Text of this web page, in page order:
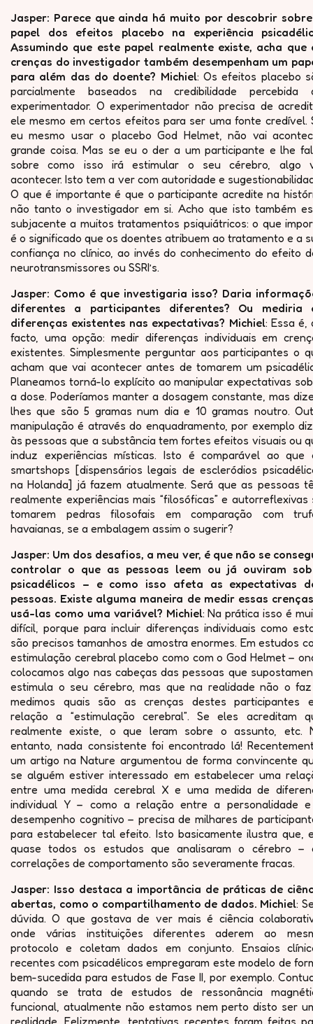
Jasper: Parece que ainda há muito por descobrir
papel dos efeitos placebo na experiência
Assumindo que este papel realmente existe, acha que
crenças do investigador também desempenham um
para além das do doente? Michiel: Os efeitos placebo
parcialmente baseados na credibilidade percebida
experimentador. O experimentador não precisa de
ele mesmo em certos efeitos para ser uma fonte credível.
eu mesmo usar o placebo God Helmet, não vai
grande coisa. Mas se eu o der a um participante e lhe
sobre como isso irá estimular o seu cérebro, algo
acontecer. Isto tem a ver com autoridade e
O que é importante é que o participante acredite na
não tanto o investigador em si. Acho que isto também
subjacente a muitos tratamentos psiquiátricos: o que
é o significado que os doentes atribuem ao tratamento e a
confiança no clínico, ao invés do conhecimento do efeito
neurotransmissores ou SSRI’s.
Jasper: Como é que investigaria isso? Daria
diferentes a participantes diferentes? Ou mediria
diferenças existentes nas expectativas? Michiel: Essa é,
facto, uma opção: medir diferenças individuais em
existentes. Simplesmente perguntar aos participantes o
acham que vai acontecer antes de tomarem um
Planeamos torná-lo explícito ao manipular expectativas
a dose. Poderíamos manter a dosagem constante, mas
lhes que são 5 gramas num dia e 10 gramas noutro.
manipulação é através do enquadramento, por exemplo
às pessoas que a substância tem fortes efeitos visuais ou
induz experiências místicas. Isto é comparável ao que
smartshops [dispensários legais de escleródios
na Holanda] já fazem atualmente. Será que as pessoas
realmente experiências mais “filosóficas” e autorreflexivas
tomarem pedras filosofais em comparação com
havaianas, se a embalagem assim o sugerir?
Jasper: Um dos desafios, a meu ver, é que não se
controlar o que as pessoas leem ou já ouviram
psicadélicos – e como isso afeta as expectativas
pessoas. Existe alguma maneira de medir essas
usá-las como uma variável? Michiel: Na prática isso é
difícil, porque para incluir diferenças individuais como
são precisos tamanhos de amostra enormes. Em estudos
estimulação cerebral placebo como com o God Helmet –
colocamos algo nas cabeças das pessoas que
estimula o seu cérebro, mas que na realidade não o
medimos quais são as crenças destes participantes
relação a “estimulação cerebral”. Se eles acreditam
realmente existe, o que leram sobre o assunto, etc.
entanto, nada consistente foi encontrado lá!
um artigo na Nature argumentou de forma convincente
se alguém estiver interessado em estabelecer uma
entre uma medida cerebral X e uma medida de
individual Y – como a relação entre a personalidade
desempenho cognitivo – precisa de milhares de
para estabelecer tal efeito. Isto basicamente ilustra que,
quase todos os estudos que analisaram o cérebro –
correlações de comportamento são severamente fracas.
Jasper: Isso destaca a importância de práticas de
abertas, como o compartilhamento de dados. Michiel:
dúvida. O que gostava de ver mais é ciência
onde várias instituições diferentes aderem ao
protocolo e coletam dados em conjunto. Ensaios
recentes com psicadélicos empregaram este modelo de
bem-sucedida para estudos de Fase II, por exemplo.
quando se trata de estudos de ressonância
funcional, atualmente não estamos nem perto disto ser